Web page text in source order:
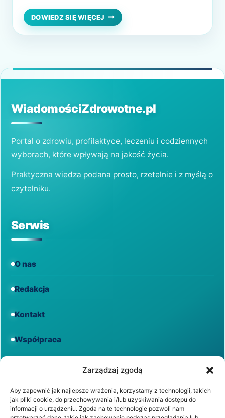
Zarządzaj zgodą
Aby zapewnić jak najlepsze wrażenia, korzystamy z technologii, takich
jak pliki cookie, do przechowywania i/lub uzyskiwania dostępu do
informacji o urządzeniu. Zgoda na te technologie pozwoli nam
Na współczesnym rynku znajdziemy wiele
różnych modeli, w tym materace SleepMed,
Dlaczego? Dobry materac do…
DOWIEDZ SIĘ WIĘCEJ CZY
DZIĘKI
ODPOWIEDNIO
ZDROWOTNYCH?
WiadomościZdrowotne.pl
Portal o zdrowiu, profilaktyce, leczeniu i codziennych
wyborach, które wpływają na jakość życia.
Praktyczna wiedza podana prosto, rzetelnie i z myślą o
czytelniku.
Serwis
O nas
Redakcja
Kontakt
Współpraca
Regulamin